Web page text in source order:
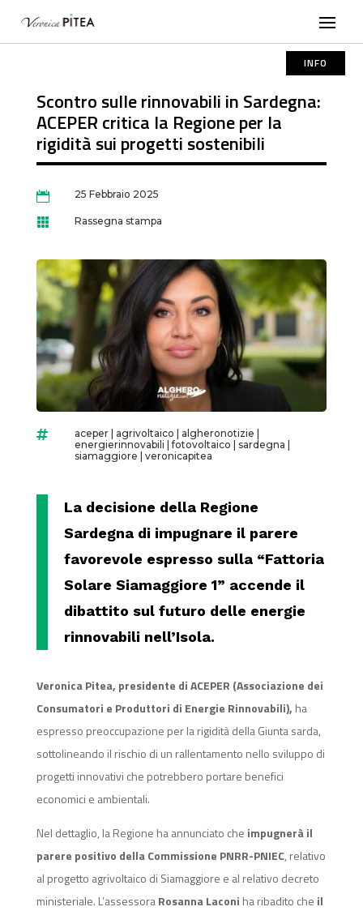
INFO
Scontro sulle rinnovabili in Sardegna:
ACEPER critica la Regione per la
rigidità sui progetti sostenibili
 25 Febbraio 2025
 Rassegna stampa
 aceper| agrivoltaico algheronotizie
energierinnovabili |fotovoltaico sardegna
siamaggiore
veronicapitea
La decisione della Regione
Sardegna di impugnare il parere
favorevole espresso sulla “Fattoria
Solare Siamaggiore 1” accende il
dibattito sul futuro delle energie
rinnovabili nell’Isola.
Veronica Pitea, presidente di ACEPER (Associazione dei
Consumatori e Produttori di Energie Rinnovabili), ha
espresso preoccupazione per la rigidità della Giunta sarda,
sottolineando il rischio di un rallentamento nello sviluppo di
progetti innovativi che potrebbero portare benefici
economici e ambientali.
Nel dettaglio, la Regione ha annunciato che impugnerà il
parere positivo della Commissione PNRR-PNIEC, relativo
al progetto agrivoltaico di Siamaggiore e al relativo decreto
ministeriale. L’assessoraRosanna Laconi ha ribadito che il